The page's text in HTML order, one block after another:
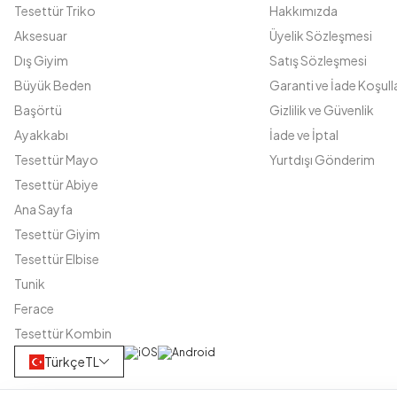
Tesettür Triko
Aksesuar
Dış Giyim
Büyük Beden
Başörtü
Ayakkabı
Tesettür Mayo
Tesettür Abiye
Ana Sayfa
Tesettür Giyim
Tesettür Elbise
Tunik
Ferace
Tesettür Kombin
Hakkımızda
Üyelik Sözleşmesi
Satış Sözleşmesi
Garanti ve İade
Gizlilik ve Güvenlik
İade ve İptal
Yurtdışı Gönderim
TürkçeTL